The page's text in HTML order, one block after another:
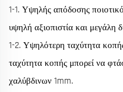
1-1. Υψηλής απόδοσης
υψηλή αξιοπιστία και μεγάλη
1-2. Υψηλότερη ταχύτητα
ταχύτητα κοπής μπορεί να
χαλύβδινων 1mm.